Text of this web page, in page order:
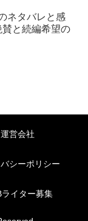
ネタバレと感
と続編希望の
運営会社
シーポリシー
ライター募集